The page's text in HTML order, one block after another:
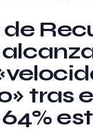
de
tras